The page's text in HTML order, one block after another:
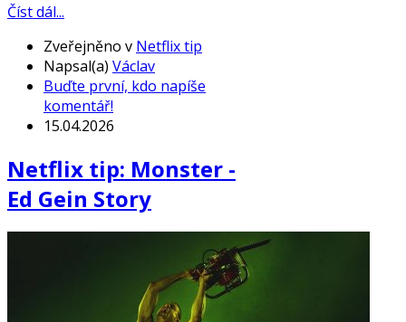
Číst dál...
Zveřejněno v Netflix tip
Napsal(a) Václav
Buďte první, kdo napíše
komentář!
15.04.2026
Netflix tip: Monster -
Ed Gein Story